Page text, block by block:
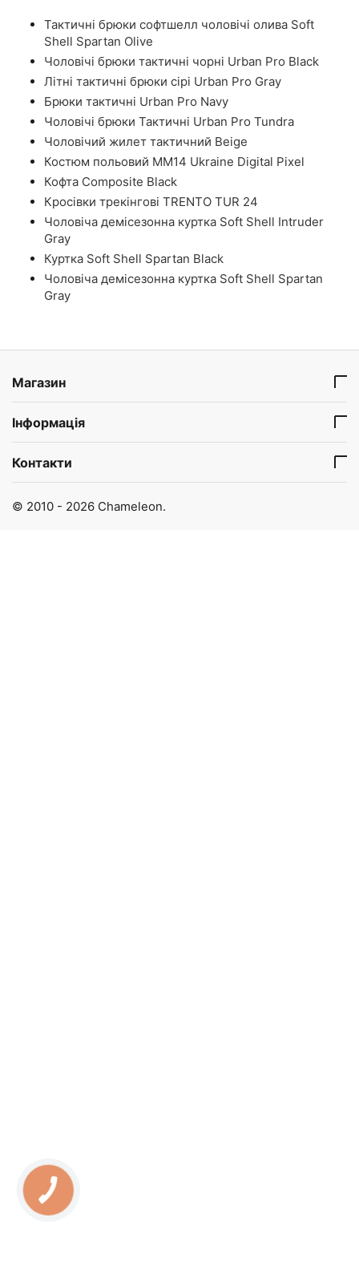
Тактичні брюки софтшелл чоловічі олива Soft
Shell Spartan Olive
Чоловічі брюки тактичні чорні Urban Pro Black
Літні тактичні брюки сірі Urban Pro Gray
Брюки тактичні Urban Pro Navy
Чоловічі брюки Тактичні Urban Pro Tundra
Чоловічий жилет тактичний Beige
Костюм польовий ММ14 Ukraine Digital Pixel
Кофта Composite Black
Кросівки трекінгові TRENTO TUR 24
Чоловіча демісезонна куртка Soft Shell Intruder
Gray
Куртка Soft Shell Spartan Black
Чоловіча демісезонна куртка Soft Shell Spartan
Gray
Магазин
Інформація
Контакти
© 2010 - 2026 Chameleon.